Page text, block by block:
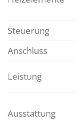
Steuerung
Anschluss
Leistung
Ausstattung